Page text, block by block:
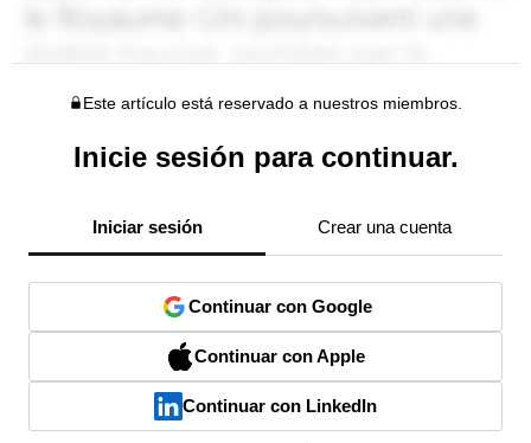
Este artículo está reservado a nuestros miembros.
Inicie sesión para continuar.
Iniciar sesión Crear una cuenta
Continuar con Google
Continuar con Apple
Continuar con LinkedIn